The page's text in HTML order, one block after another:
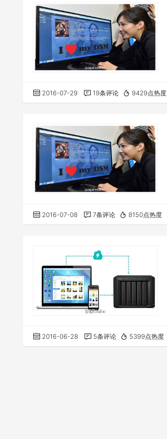
2016-07-29 19条评论 9429点热度
2016-07-08 7条评论 8150点热度
2016-06-28 5条评论 5399点热度